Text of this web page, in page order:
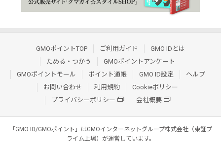
GMOポイントTOP ご利用ガイド
GMO IDとは
ためる・つかう
GMOポイントアンケート
GMOポイントモール
ポイント通帳 GMO ID設定
ヘルプ
お問い合わせ
利用規約
Cookieポリシー
プライバシーポリシー
会社概要
「GMO ID/GMOポイント」はGMOインターネットグループ株式会社（東証プ
ライム上場）が運営しています。